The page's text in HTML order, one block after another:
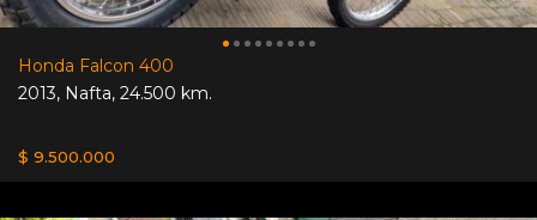
Honda Falcon 400
2013, Nafta, 24.500 km.
$ 9.500.000